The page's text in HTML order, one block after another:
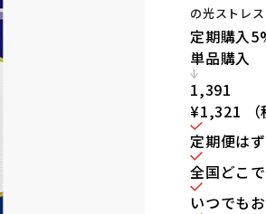
の光ストレス
定期購入
単品購入
1,391
¥1,321
定期便は
全国どこ
いつでも